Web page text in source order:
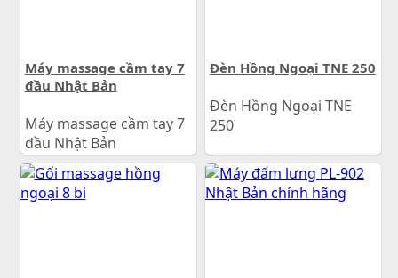
Máy massage cầm tay 7
đầu Nhật Bản
Máy massage cầm tay 7
đầu Nhật Bản
Giá:540.000đ
Đèn Hồng Ngoại TNE 250
Đèn Hồng Ngoại TNE
250
Giá: 550.000 đ